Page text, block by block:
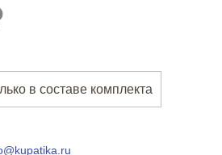
в составе комплекта